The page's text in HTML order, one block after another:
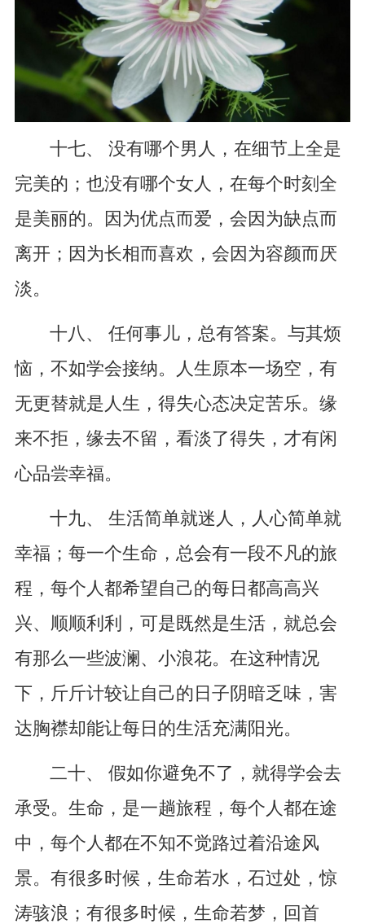
十七、 没有哪个男人，在细节上全是
完美的；也没有哪个女人，在每个时刻全
是美丽的。因为优点而爱，会因为缺点而
离开；因为长相而喜欢，会因为容颜而厌
淡。
十八、 任何事儿，总有答案。与其烦
恼，不如学会接纳。人生原本一场空，有
无更替就是人生，得失心态决定苦乐。缘
来不拒，缘去不留，看淡了得失，才有闲
心品尝幸福。
十九、 生活简单就迷人，人心简单就
幸福；每一个生命，总会有一段不凡的旅
程，每个人都希望自己的每日都高高兴
兴、顺顺利利，可是既然是生活，就总会
有那么一些波澜、小浪花。在这种情况
下，斤斤计较让自己的日子阴暗乏味，害
达胸襟却能让每日的生活充满阳光。
二十、 假如你避免不了，就得学会去
承受。生命，是一趟旅程，每个人都在途
中，每个人都在不知不觉路过着沿途风
景。有很多时候，生命若水，石过处，惊
涛骇浪；有很多时候，生命若梦，回首